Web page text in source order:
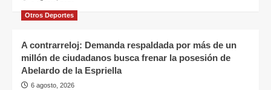
Otros Deportes
A contrarreloj: Demanda respaldada por más de un
millón de ciudadanos busca frenar la posesión de
Abelardo de la Espriella
6 agosto, 2026